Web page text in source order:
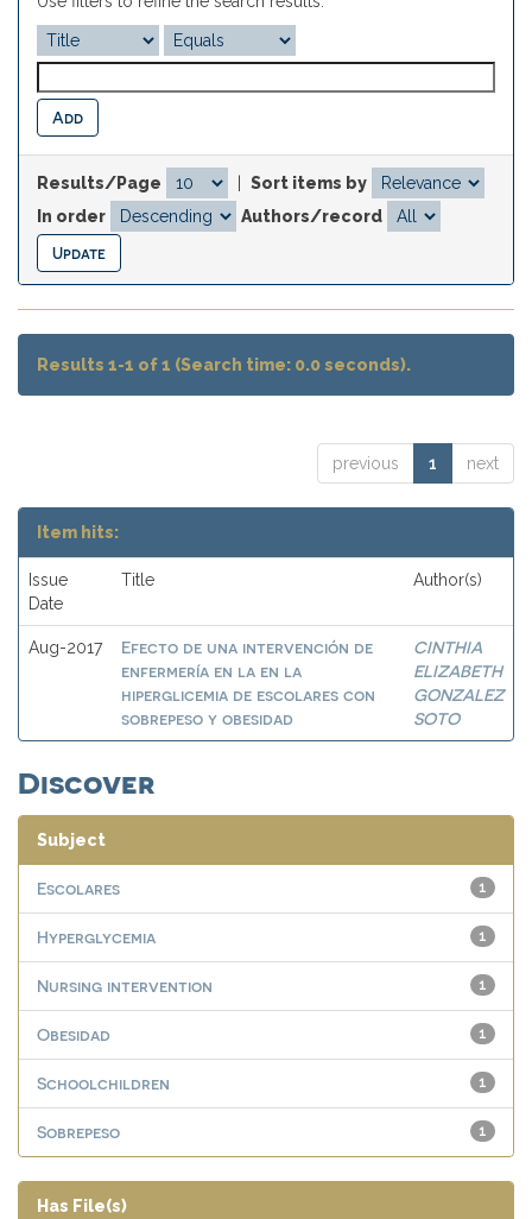
Results/Page
Sort items by
In order
Authors/record
Results 1-1 of 1 (Search time: 0.0 seconds).
previous 1 next
Item hits:
Issue
Date
Title Author(s)
Aug-2017
Efecto de una intervención de
enfermería en la en la
hiperglicemia de escolares con
sobrepeso y obesidad
CINTHIA
ELIZABETH
GONZALEZ
SOTO
Discover
Subject
1
Escolares
1
Hyperglycemia
1
Nursing intervention
1
Obesidad
1
Schoolchildren
1
Sobrepeso
Has File(s)